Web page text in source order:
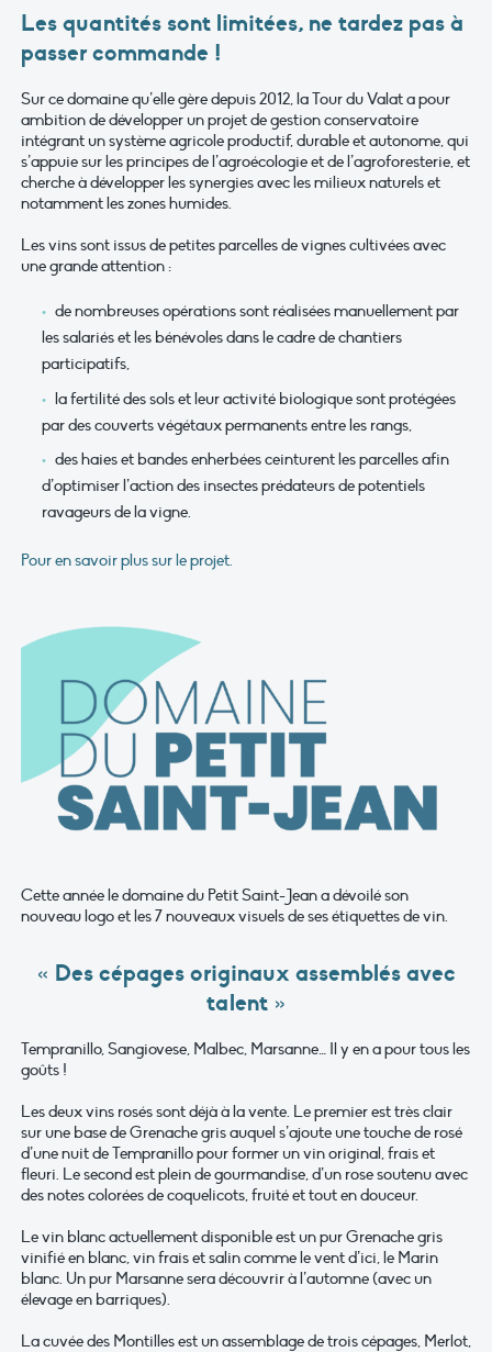
Les quantités sont limitées, ne tardez pas à
passer commande !
Sur ce domaine qu’elle gère depuis 2012, la Tour du Valat a pour
ambition de développer un projet de gestion conservatoire
intégrant un système agricole productif, durable et autonome, qui
s’appuie sur les principes de l’agroécologie et de l’agroforesterie, et
cherche à développer les synergies avec les milieux naturels et
notamment les zones humides.
Les vins sont issus de petites parcelles de vignes cultivées avec
une grande attention :
de nombreuses opérations sont réalisées manuellement par
les salariés et les bénévoles dans le cadre de chantiers
participatifs,
la fertilité des sols et leur activité biologique sont protégées
par des couverts végétaux permanents entre les rangs,
des haies et bandes enherbées ceinturent les parcelles afin
d’optimiser l’action des insectes prédateurs de potentiels
ravageurs de la vigne.
Pour en savoir plus sur le projet.
Cette année le domaine du Petit Saint-Jean a dévoilé son
nouveau logo et les 7 nouveaux visuels de ses étiquettes de vin.
« Des cépages originaux assemblés avec
talent »
Tempranillo, Sangiovese, Malbec, Marsanne… Il y en a pour tous les
goûts !
Les deux vins rosés sont déjà à la vente. Le premier est très clair
sur une base de Grenache gris auquel s’ajoute une touche de rosé
d’une nuit de Tempranillo pour former un vin original, frais et
fleuri. Le second est plein de gourmandise, d’un rose soutenu avec
des notes colorées de coquelicots, fruité et tout en douceur.
Le vin blanc actuellement disponible est un pur Grenache gris
vinifié en blanc, vin frais et salin comme le vent d’ici, le Marin
blanc. Un pur Marsanne sera découvrir à l’automne (avec un
élevage en barriques).
La cuvée des Montilles est un assemblage de trois cépages, Merlot,